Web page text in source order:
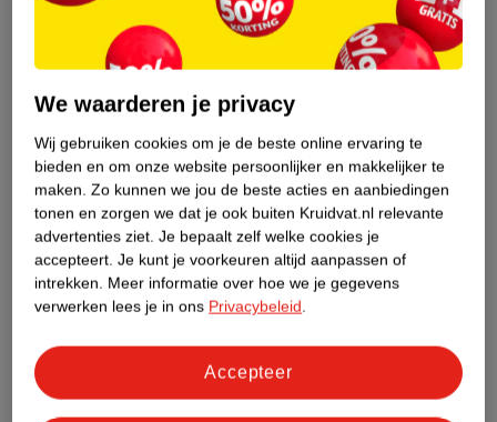
Over dit product
Productinformatie
Etiketinformatie
Nature Impact Score
Dit product heeft (nog) geen Nature
Impact Score.
Meer informatie
Bestel & Bezorginformatie
We waarderen je privacy
Wij gebruiken cookies om je de beste online ervaring te
bieden en om onze website persoonlijker en makkelijker te
maken. Zo kunnen we jou de beste acties en aanbiedingen
tonen en zorgen we dat je ook buiten Kruidvat.nl relevante
advertenties ziet. Je bepaalt zelf welke cookies je
accepteert. Je kunt je voorkeuren altijd aanpassen of
intrekken. Meer informatie over hoe we je gegevens
verwerken lees je in ons Privacybeleid.
Accepteer